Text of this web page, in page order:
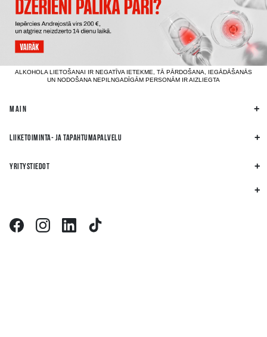
ALKOHOLA LIETOŠANAI IR NEGATĪVA IETEKME, TĀ PĀRDOŠANA, IEGĀDĀŠANĀS
UN NODOŠANA NEPILNGADĪGĀM PERSONĀM IR AIZLIEGTA
MAIN
LIIKETOIMINTA- JA TAPAHTUMAPALVELU
YRITYSTIEDOT